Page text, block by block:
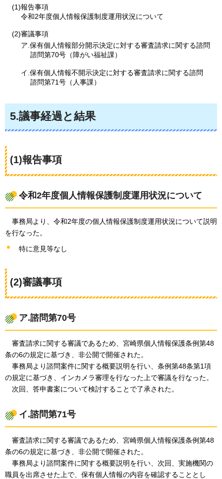
(1)報告事項
令和2年度個人情報保護制度運用状況について
(2)審議事項
ア.保有個人情報部分開示決定に対する審査請求に関する諮問
諮問第70号（障がい福祉課）
イ.保有個人情報不開示決定に対する審査請求に関する諮問
諮問第71号（人事課）
5.議事経過と結果
(1)報告事項
令和2年度個人情報保護制度運用状況について
事務局より
、令和2年度の個人情報保護制度運用状況について説明
を行なった。
特に意見等なし
(2)審議事項
ア.諮問第70号
審査請求に関する審議であるため、宮崎県個人情報保護条例第48
条の6の規定に基づき、非公開で開催された。
事務局より諮問案件に関する概要説明を行い、条例第48条第1項
の規定に基づき、インカメラ審理を行なった上で審議を行なった。
次回、 答申書案について検討することで了承された。
イ.諮問第71号
審査請求に関する審議であるため、宮崎県個人情報保護条例第48
条の6の規定に基づき、非公開で開催された。
事務局より諮問案件に関する概要説明を行い、次回、実施機関の
職員を出席させた上で、保有個人情報の内容を確認することとし